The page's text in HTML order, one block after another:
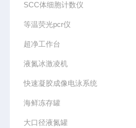
SCC体细胞计数仪
等温荧光pcr仪
超净工作台
液氮冰激凌机
快速凝胶成像电泳系统
海鲜冻存罐
大口径液氮罐